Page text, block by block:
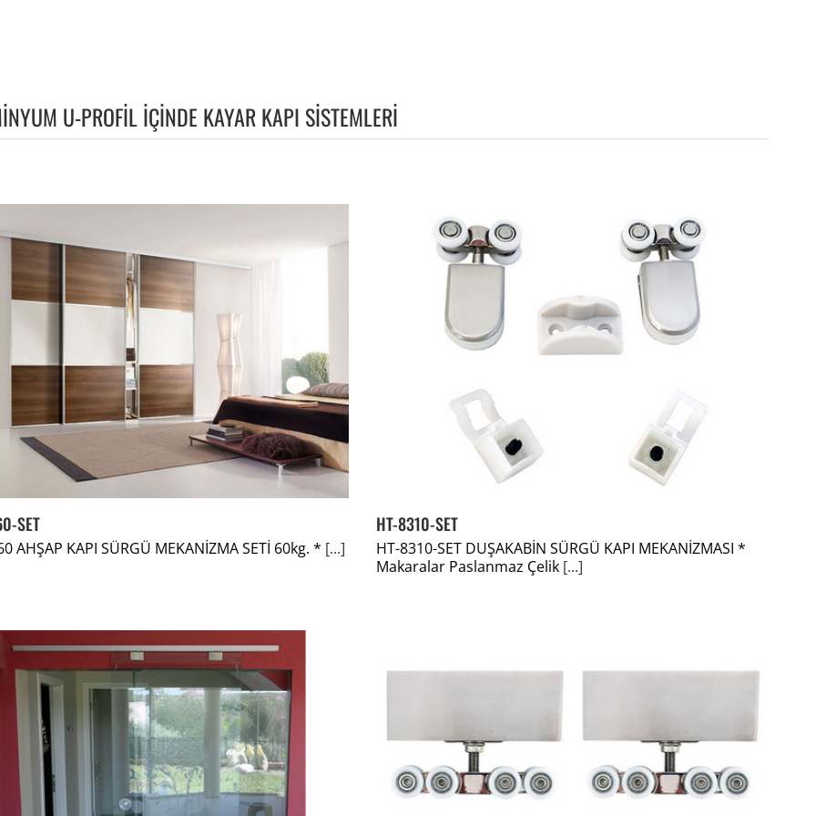
U-PROFİL İÇİNDE KAYAR KAPI SİSTEMLERİ
SET
AHŞAP KAPI SÜRGÜ MEKANİZMA SETİ 60kg. * [...]
HT-8310-SET
HT-8310-SET DUŞAKABİN SÜRGÜ KAPI MEKANİZMASI *
Makaralar Paslanmaz Çelik [...]